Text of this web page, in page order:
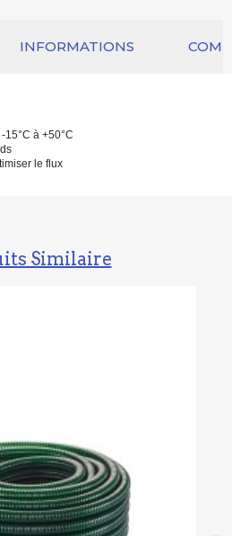
INFORMATIONS
15°C à +50°C
le flux
Similaire